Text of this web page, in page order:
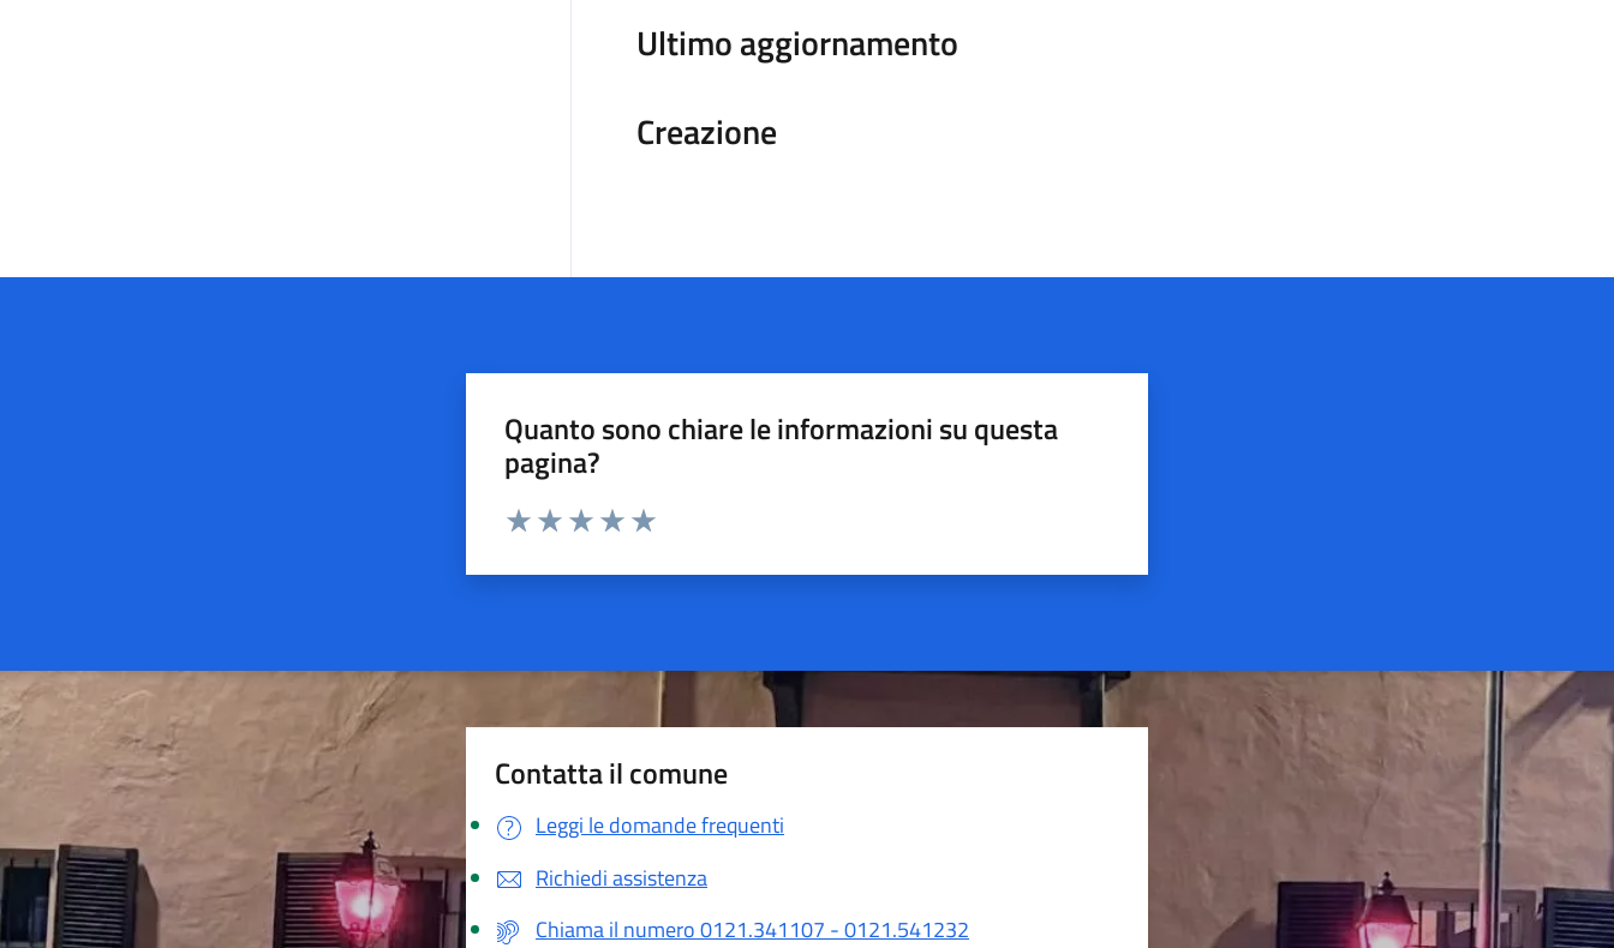
Ultimo aggiornamento
Creazione
Quanto sono chiare le informazioni su questa
pagina?
Valuta da 1 a 5 stelle la pagina
Contatta il comune
Leggi le domande frequenti
Richiedi assistenza
Chiama il numero 0121.341107 - 0121.541232